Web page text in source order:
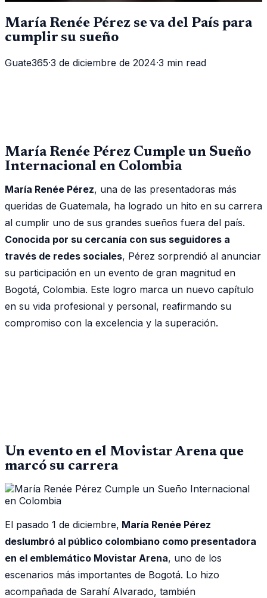
María Renée Pérez se va del País para
cumplir su sueño
Guate365·3 de diciembre de 2024·3 min read
María Renée Pérez Cumple un Sueño
Internacional en Colombia
María Renée Pérez, una de las presentadoras más
queridas de Guatemala, ha logrado un hito en su carrera
al cumplir uno de sus grandes sueños fuera del país.
Conocida por su cercanía con sus seguidores a
través de redes sociales, Pérez sorprendió al anunciar
su participación en un evento de gran magnitud en
Bogotá, Colombia. Este logro marca un nuevo capítulo
en su vida profesional y personal, reafirmando su
compromiso con la excelencia y la superación.
Un evento en el Movistar Arena que
marcó su carrera
El pasado 1 de diciembre, María Renée Pérez
deslumbró al público colombiano como presentadora
en el emblemático Movistar Arena, uno de los
escenarios más importantes de Bogotá. Lo hizo
acompañada de Sarahí Alvarado, también